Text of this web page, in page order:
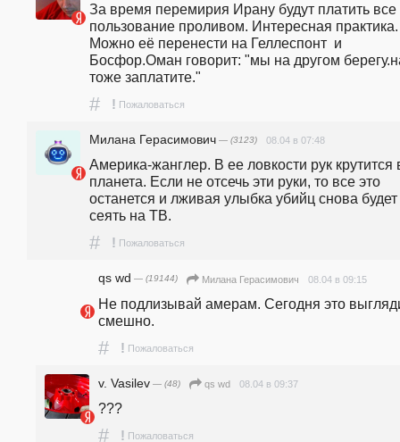
За время перемирия Ирану будут платить все
пользование проливом. Интересная практика.
Можно её перенести на Геллеспонт  и
Босфор.Оман говорит: "мы на другом
тоже заплатите."
# ! Пожаловаться
Милана Герасимович — (3123) 08.04 в 07:48
Америка-жанглер. В ее ловкости рук крутится
планета. Если не отсечь эти руки, то все это
останется и лживая улыбка убийц снова будет
сеять на ТВ.
# ! Пожаловаться
qs wd — (19144) Милана Герасимович 08.04 в 09:15
Не подлизывай амерам. Сегодня это
смешно.
# ! Пожаловаться
v. Vasilev — (48) qs wd 08.04 в 09:37
???
# ! Пожаловаться